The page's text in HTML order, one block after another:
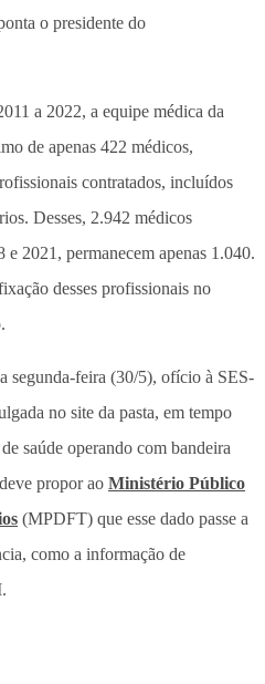
o presidente do
a 2022, a equipe médica da
de apenas 422 médicos,
contratados, incluídos
Desses, 2.942 médicos
e 2021, permanecem apenas 1.040.
desses profissionais no
segunda-feira (30/5), ofício à SES-
no site da pasta, em tempo
saúde operando com bandeira
propor ao Ministério Público
(MPDFT) que esse dado passe a
como a informação de